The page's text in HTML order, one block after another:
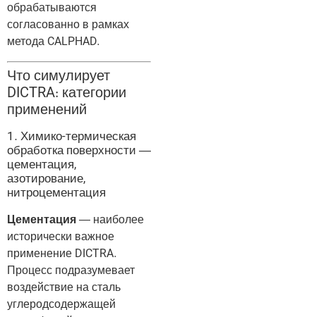
обрабатываются
согласованно в рамках
метода CALPHAD.
Что симулирует
DICTRA: категории
применений
1. Химико-термическая
обработка поверхности —
цементация,
азотирование,
нитроцементация
Цементация — наиболее
исторически важное
применение DICTRA.
Процесс подразумевает
воздействие на сталь
углеродсодержащей